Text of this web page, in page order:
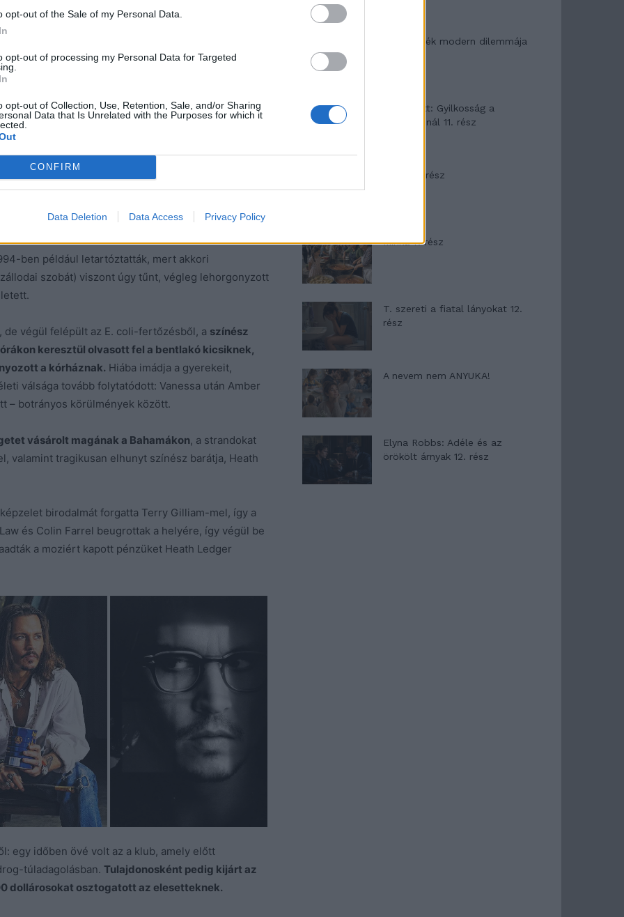
opt-out of the Sale of my Personal Data.
opt-out of processing my Personal Data for Targeted
opt-out of Collection, Use, Retention, Sale, and/or Sharing
Data that Is Unrelated with the Purposes for which it
CONFIRM
Data Deletion Data Access Privacy Policy
ben például letartóztatták, mert akkori
szobát) viszont úgy tűnt, végleg lehorgonyzott
végül felépült az E. coli-fertőzésből, a színész
keresztül olvasott fel a bentlakó kicsiknek,
a kórháznak. Hiába imádja a gyerekeit,
válsága tovább folytatódott: Vanessa után Amber
– botrányos körülmények között.
vásárolt magának a Bahamákon, a strandokat
valamint tragikusan elhunyt színész barátja, Heath
birodalmát forgatta Terry Gilliam-mel, így a
és Colin Farrel beugrottak a helyére, így végül be
a moziért kapott pénzüket Heath Ledger
egy időben övé volt az a klub, amely előtt
túladagolásban. Tulajdonosként pedig kijárt az
dollárosokat osztogatott az elesetteknek.
Az ereklyék modern dilemmája
T. Barnett: Gyilkosság a
Garda-tónál 11. rész
Minka 8. rész
Minka 7. rész
T. szereti a fiatal lányokat 12.
rész
A nevem nem ANYUKA!
Elyna Robbs: Adéle és az
örökölt árnyak 12. rész